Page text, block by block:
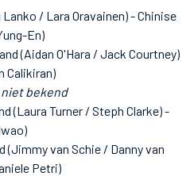
/ Lara Oravainen) - Chinise
En)
(Aidan O'Hara / Jack Courtney)
Calikiran)
niet bekend
(Laura Turner / Steph Clarke) -
(Jimmy van Schie / Danny van
Petri)